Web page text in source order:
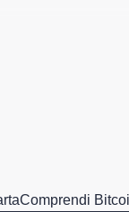
Comprendi